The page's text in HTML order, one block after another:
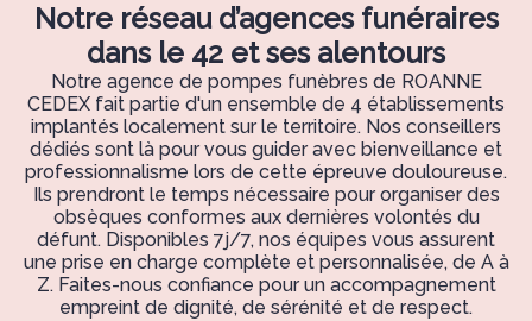
Notre réseau d’agences funéraires
dans le 42 et ses alentours
Notre agence de pompes funèbres de ROANNE
CEDEX fait partie d'un ensemble de 4 établissements
implantés localement sur le territoire. Nos conseillers
dédiés sont là pour vous guider avec bienveillance et
professionnalisme lors de cette épreuve douloureuse.
Ils prendront le temps nécessaire pour organiser des
obsèques conformes aux dernières volontés du
défunt. Disponibles 7j/7, nos équipes vous assurent
une prise en charge complète et personnalisée, de A à
Z. Faites-nous confiance pour un accompagnement
empreint de dignité, de sérénité et de respect.